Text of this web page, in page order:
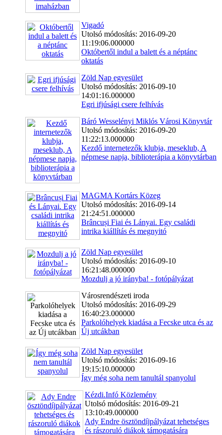
Vigadó
Utolsó módosítás: 2016-09-20
11:19:06.000000
Októbertől indul a balett és a néptánc
oktatás
Zöld Nap egyesület
Utolsó módosítás: 2016-09-10
14:01:16.000000
Egri ifjúsági csere felhívás
Báró Wesselényi Miklós Városi Könyvtár
Utolsó módosítás: 2016-09-20
11:22:13.000000
Kezdő internetezők klubja, meseklub, A
népmese napja, biblioterápia a könyvtárban
MAGMA Kortárs Közeg
Utolsó módosítás: 2016-09-14
21:24:51.000000
Brâncuși Fiai és Lányai. Egy családi
intrika kiállítás és megnyitó
Zöld Nap egyesület
Utolsó módosítás: 2016-09-10
16:21:48.000000
Mozdulj a jó irányba! - fotópályázat
Városrendészeti iroda
Utolsó módosítás: 2016-09-29
16:40:23.000000
Parkolóhelyek kiadása a Fecske utca és az
Új utcákban
Zöld Nap egyesület
Utolsó módosítás: 2016-09-16
19:15:10.000000
Így még soha nem tanultál spanyolul
Kézdi.Infó Közlemény
Utolsó módosítás: 2016-09-21
13:10:49.000000
Ady Endre ösztöndíjpályázat tehetséges
és rászoruló diákok támogatására